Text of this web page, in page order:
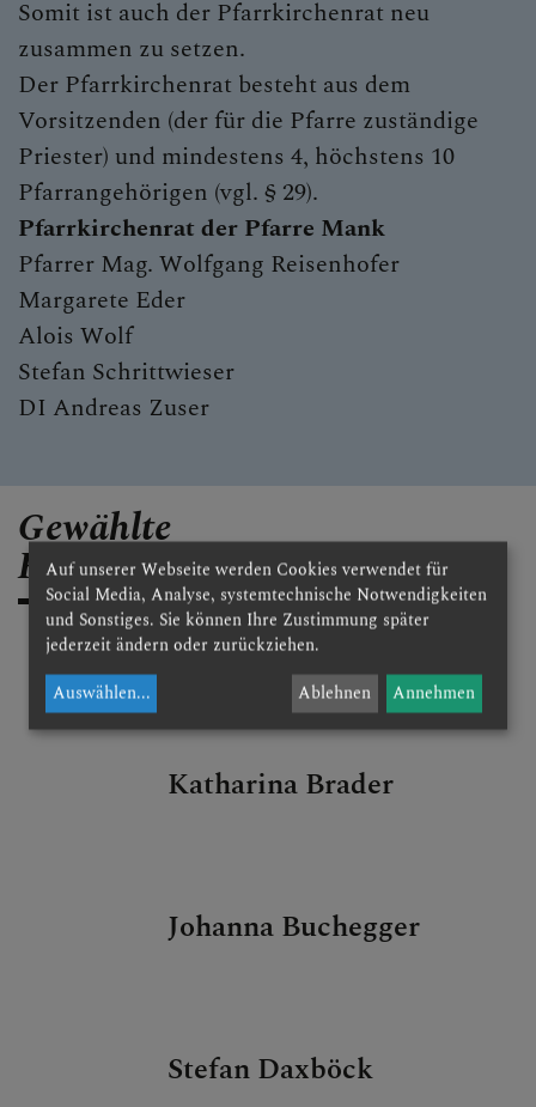
Somit ist auch der Pfarrkirchenrat neu
zusammen zu setzen.
Der Pfarrkirchenrat besteht aus dem
Vorsitzenden (der für die Pfarre zuständige
Priester) und mindestens 4, höchstens 10
Pfarrangehörigen (vgl. § 29).
Pfarrkirchenrat der Pfarre Mank
Pfarrer Mag. Wolfgang Reisenhofer
Margarete Eder
Alois Wolf
Stefan Schrittwieser
DI Andreas Zuser
Gewählte
Pfarrgemeinderatsmitglieder
Leopold Baumann
Katharina Brader
Johanna Buchegger
Stefan Daxböck
Auf unserer Webseite werden Cookies verwendet für
Social Media, Analyse, systemtechnische Notwendigkeiten
und Sonstiges. Sie können Ihre Zustimmung später
jederzeit ändern oder zurückziehen.
Auswählen... Ablehnen Annehmen